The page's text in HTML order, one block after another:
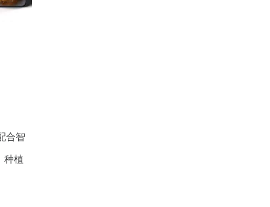
合智
种植